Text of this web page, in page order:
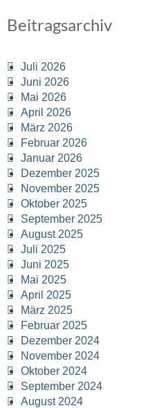
Beitragsarchiv
Juli 2026
Juni 2026
Mai 2026
April 2026
März 2026
Februar 2026
Januar 2026
Dezember 2025
November 2025
Oktober 2025
September 2025
August 2025
Juli 2025
Juni 2025
Mai 2025
April 2025
März 2025
Februar 2025
Dezember 2024
November 2024
Oktober 2024
September 2024
August 2024